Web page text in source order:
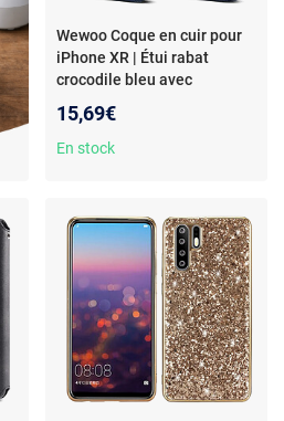
Wewoo Coque en cuir pour
iPhone XR | Étui rabat
crocodile bleu avec
smartphone - Design croco -
Porte-cartes et support
15,69€
En stock